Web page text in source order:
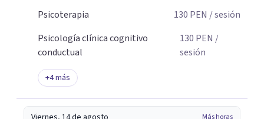
Psicoterapia
130 PEN / sesión
Psicología clínica cognitivo
conductual
130 PEN /
sesión
+4más
Más horas